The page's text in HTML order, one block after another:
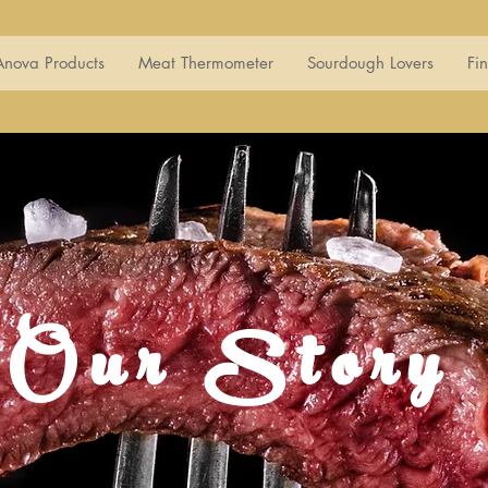
Products Meat Thermometer Sourdough Lovers
Our Story